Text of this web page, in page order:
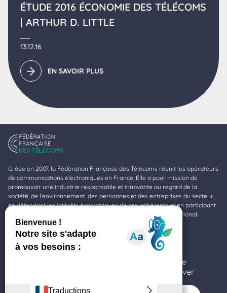
ÉTUDE 2016 ÉCONOMIE DES TÉLÉCOMS
| ARTHUR D. LITTLE
13.12.16
EN SAVOIR PLUS
Créée en 2007, la Fédération Française des Télécoms réunit les opérateurs
de communications électroniques en France. Elle a pour mission de
promouvoir une industrie responsable et innovante au regard de la
société, de l’environnement, des personnes et des entreprises du secteur,
en défendant les intérêts économiques de ses adhérents et en participant
à la valorisation de la profession au niveau national et international.
Fédération Française des Télécoms
Ce site utilise des cookies et vous donne le
contrôle sur ceux que vous souhaitez activer